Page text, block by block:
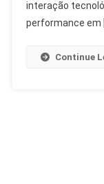
interação
performance em
Continue